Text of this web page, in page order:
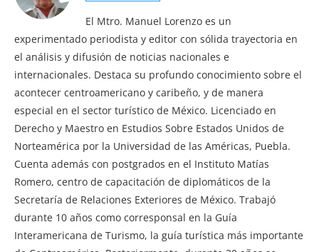
El Mtro. Manuel Lorenzo es un
experimentado periodista y editor con sólida trayectoria en
el análisis y difusión de noticias nacionales e
internacionales. Destaca su profundo conocimiento sobre el
acontecer centroamericano y caribeño, y de manera
especial en el sector turístico de México. Licenciado en
Derecho y Maestro en Estudios Sobre Estados Unidos de
Norteamérica por la Universidad de las Américas, Puebla.
Cuenta además con postgrados en el Instituto Matías
Romero, centro de capacitación de diplomáticos de la
Secretaría de Relaciones Exteriores de México. Trabajó
durante 10 años como corresponsal en la Guía
Interamericana de Turismo, la guía turística más importante